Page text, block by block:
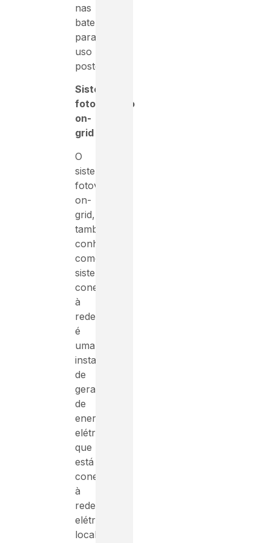
nas
baterias
para
uso
posterior.
Sistema
fotovoltaico
on-
grid
O
sistema
fotovoltaico
on-
grid,
também
conhecido
como
sistema
conectado
à
rede,
é
uma
instalação
de
geração
de
energia
elétrica
que
está
conectada
à
rede
elétrica
local.